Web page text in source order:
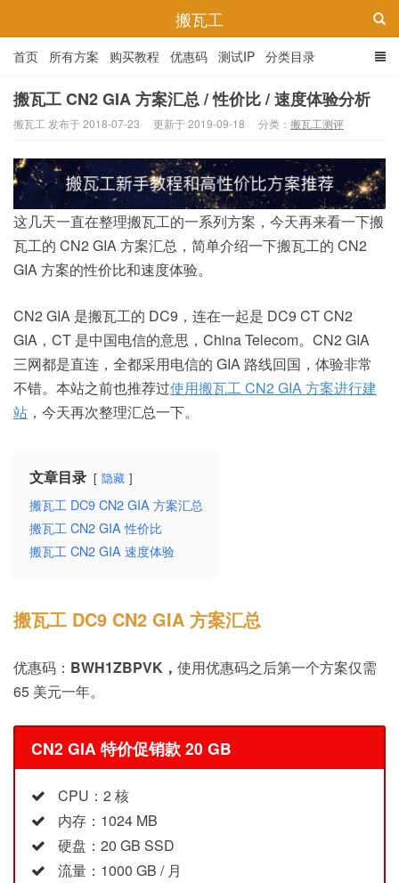
搬瓦工
首页 所有方案 购买教程 优惠码 测试IP 分类目录
搬瓦工 CN2 GIA 方案汇总 / 性价比 / 速度体验分析
搬瓦工 发布于 2018-07-23 更新于 2019-09-18 分类： 搬瓦工测评
这几天一直在整理搬瓦工的一系列方案，今天再来看一下搬
瓦工的 CN2 GIA 方案汇总，简单介绍一下搬瓦工的 CN2
GIA 方案的性价比和速度体验。
CN2 GIA 是搬瓦工的 DC9，连在一起是 DC9 CT CN2
GIA，CT 是中国电信的意思，China Telecom。CN2 GIA
三网都是直连，全都采用电信的 GIA 路线回国，体验非常
不错。本站之前也推荐过使用搬瓦工 CN2 GIA 方案进行建
站 ，今天再次整理汇总一下。
文章目录 隐藏
搬瓦工 DC9 CN2 GIA 方案汇总
搬瓦工 CN2 GIA 性价比
搬瓦工 CN2 GIA 速度体验
搬瓦工 DC9 CN2 GIA 方案汇总
优惠码： BWH1ZBPVK， 使用优惠码之后第一个方案仅需
65 美元一年。
CN2 GIA 特价促销款 20 GB
CPU：2 核
内存：1024 MB
硬盘：20 GB SSD
流量：1000 GB / 月